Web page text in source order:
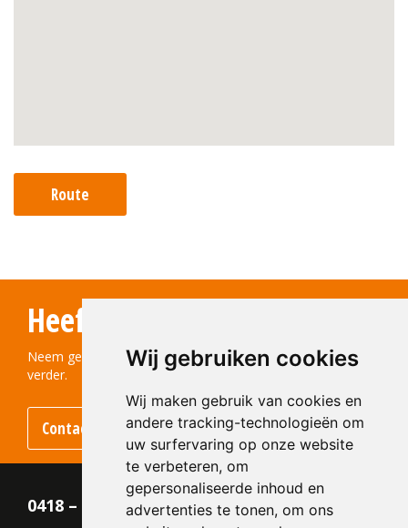
Wij gebruiken cookies
Wij maken gebruik van cookies en
andere tracking-technologieën om
uw surfervaring op onze website
te verbeteren, om
gepersonaliseerde inhoud en
advertenties te tonen, om ons
Route
Heeft u vragen?
Neem gerust contact met ons op! We helpen u graag
verder.
Contact opnemen
0418 – 55 22 21